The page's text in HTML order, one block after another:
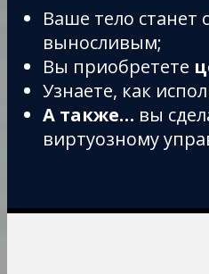
Ваше тело
выносливым;
Вы приобретете
Узнаете, как
А также… вы
виртуозному